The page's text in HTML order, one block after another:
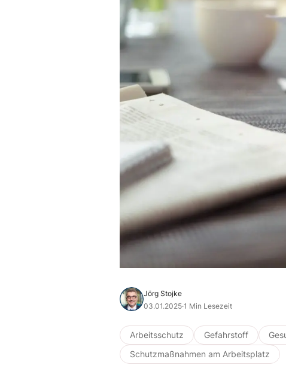
Jörg Stojke
03.01.2025·1 Min Lesezeit
Arbeitsschutz Gefahrstoff
Schutzmaßnahmen am Arbeitsplatz